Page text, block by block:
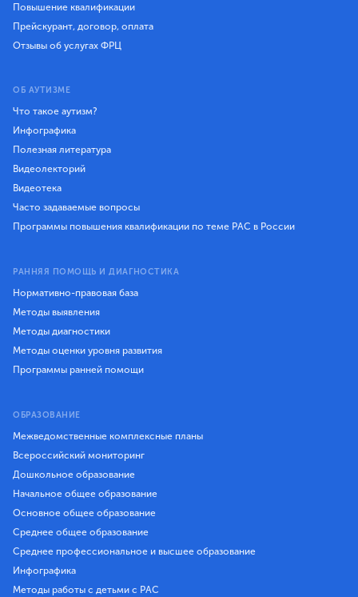
Повышение квалификации
Прейскурант, договор, оплата
Отзывы об услугах ФРЦ
ОБ АУТИЗМЕ
Что такое аутизм?
Инфографика
Полезная литература
Видеолекторий
Видеотека
Часто задаваемые вопросы
Программы повышения квалификации по теме РАС в России
РАННЯЯ ПОМОЩЬ И ДИАГНОСТИКА
Нормативно-правовая база
Методы выявления
Методы диагностики
Методы оценки уровня развития
Программы ранней помощи
ОБРАЗОВАНИЕ
Межведомственные комплексные планы
Всероссийский мониторинг
Дошкольное образование
Начальное общее образование
Основное общее образование
Среднее общее образование
Среднее профессиональное и высшее образование
Инфографика
Методы работы с детьми с РАС